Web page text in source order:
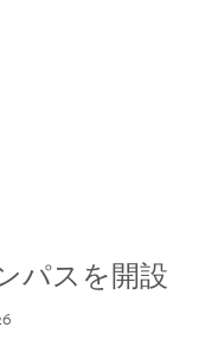
パスを開設